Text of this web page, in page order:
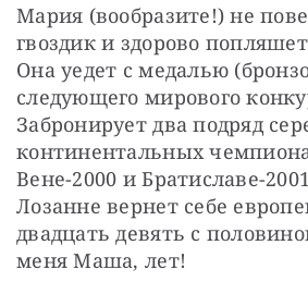
Мария (вообразите!) не
гвоздик и здорово
Она уедет с медалью
следующего мирового
Забронирует два подряд
континентальных
Вене-2000 и Братиславе-
Лозанне вернет себе
двадцать девять с
меня Маша, лет!